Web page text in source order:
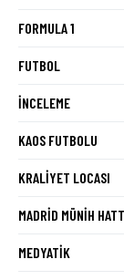
FORMULA 1
FUTBOL
İNCELEME
KAOS FUTBOLU
KRALIYET LOCASI
MADRID MÜNIH
MEDYATIK